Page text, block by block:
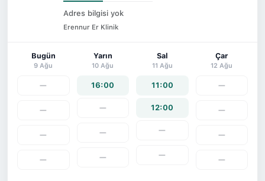
Adres bilgisi yok
Erennur Er Klinik
Bugün
9 Ağu
—
—
—
—
Yarın
10 Ağu
16:00
—
—
—
Sal
11 Ağu
11:00
12:00
—
—
Çar
12 Ağu
—
—
—
—